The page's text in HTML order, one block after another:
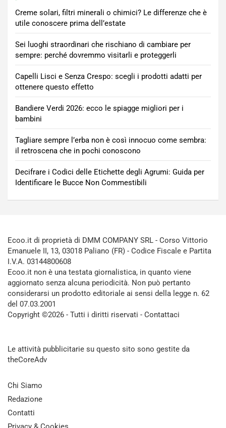
Creme solari, filtri minerali o chimici? Le differenze che è
utile conoscere prima dell’estate
Sei luoghi straordinari che rischiano di cambiare per
sempre: perché dovremmo visitarli e proteggerli
Capelli Lisci e Senza Crespo: scegli i prodotti adatti per
ottenere questo effetto
Bandiere Verdi 2026: ecco le spiagge migliori per i
bambini
Tagliare sempre l’erba non è così innocuo come sembra:
il retroscena che in pochi conoscono
Decifrare i Codici delle Etichette degli Agrumi: Guida per
Identificare le Bucce Non Commestibili
Ecoo.it di proprietà di DMM COMPANY SRL - Corso Vittorio
Emanuele II, 13, 03018 Paliano (FR) - Codice Fiscale e Partita
I.V.A. 03144800608
Ecoo.it non è una testata giornalistica, in quanto viene
aggiornato senza alcuna periodicità. Non può pertanto
considerarsi un prodotto editoriale ai sensi della legge n. 62
del 07.03.2001
Copyright ©2026 - Tutti i diritti riservati - Contattaci
Le attività pubblicitarie su questo sito sono gestite da
theCoreAdv
Chi Siamo
Redazione
Contatti